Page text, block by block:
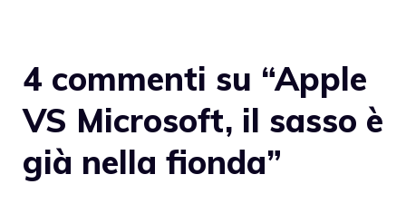
4 commenti su “Apple
VS Microsoft, il sasso è
già nella fionda”